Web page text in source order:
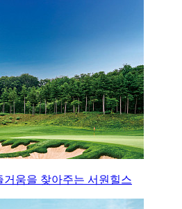
거움을 찾아주는 서원힐스